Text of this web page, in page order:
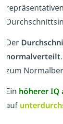
Der
normalverteilt
zum
Ein höherer IQ
auf